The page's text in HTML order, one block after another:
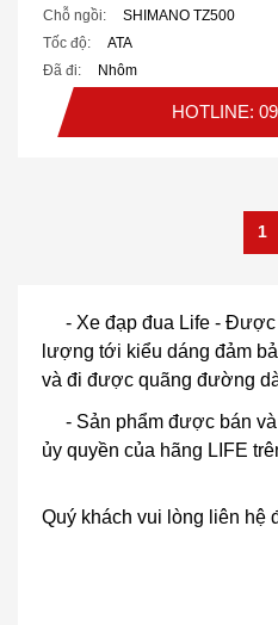
Chỗ ngồi:
SHIMANO TZ500
Tốc độ:
ATA
Đã đi:
Nhôm
HOTLINE:
1
- Xe đạp đua Life - Được
lượng tới kiểu dáng đảm
và đi được quãng đường
- Sản phẩm được bán
ủy quyền của hãng LIFE
Quý khách vui lòng liên hệ